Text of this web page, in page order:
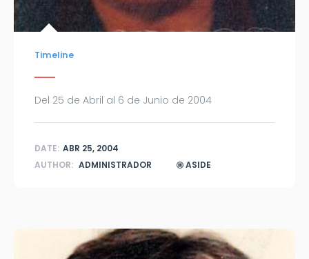
Timeline
Del 25 de Abril al 6 de Junio de 2004
DATE: ABR 25, 2004
AUTHOR: ADMINISTRADOR ASIDE